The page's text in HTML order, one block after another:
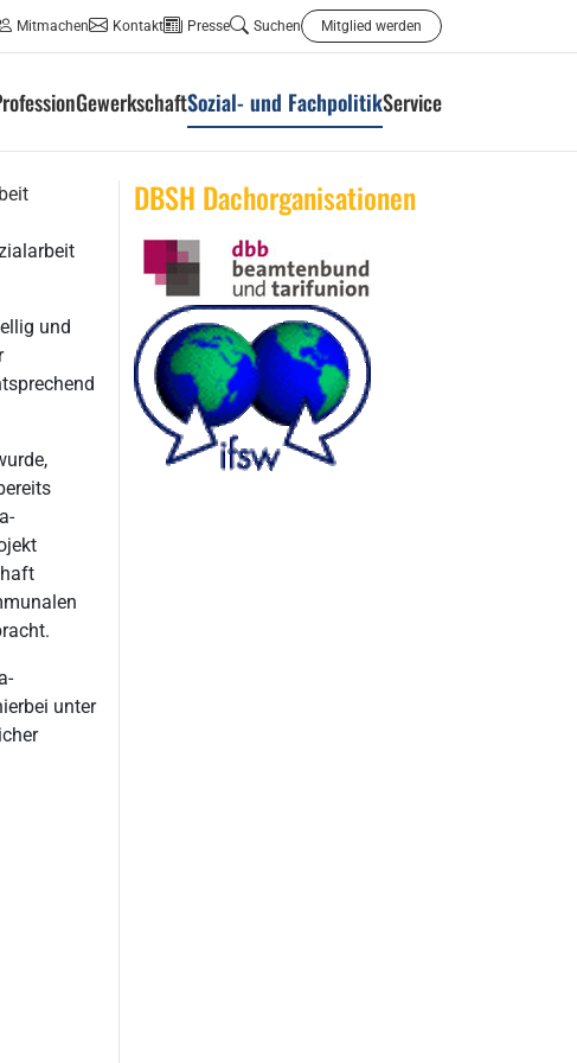
Mitmachen Kontakt Presse Suchen Mitglied werden
GewerkschaftSozial- und FachpolitikService
und
unter
DBSH Dachorganisationen